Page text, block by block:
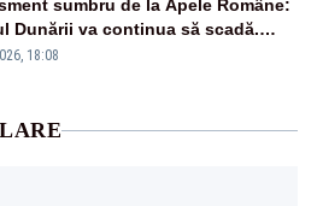
sumbru de la Apele Române:
Dunării va continua să scadă.
s-ar putea închide în 4 zile
18:08